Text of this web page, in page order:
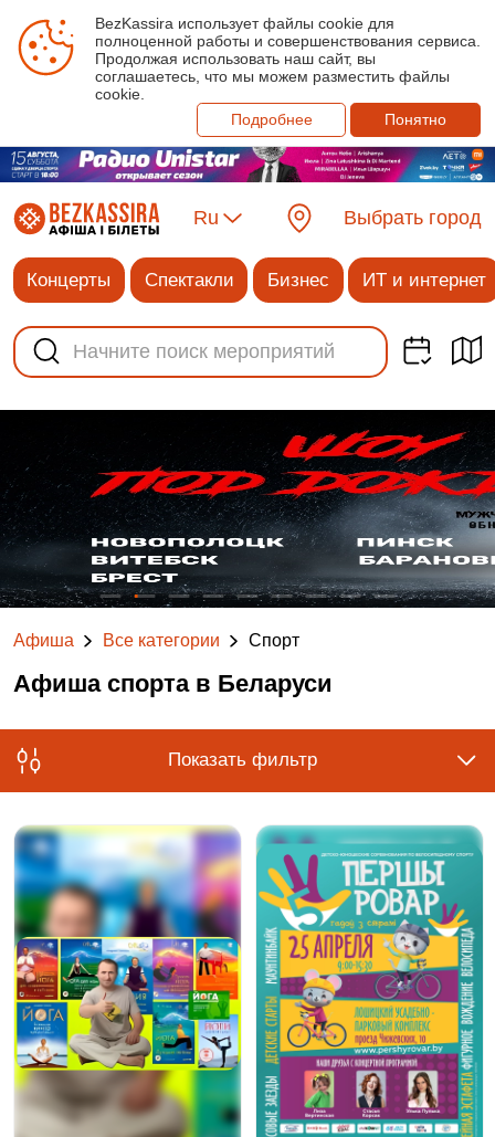
BezKassira использует файлы cookie для
полноценной работы и совершенствования сервиса.
Продолжая использовать наш сайт, вы
соглашаетесь, что мы можем разместить файлы
cookie.
Подробнее
Понятно
Ru Выбрать город
Концерты Спектакли Бизнес ИТ и интернет
Афиша Все категории Спорт
Афиша спорта в Беларуси
Показать фильтр